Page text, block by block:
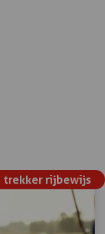
trekker rijbewijs